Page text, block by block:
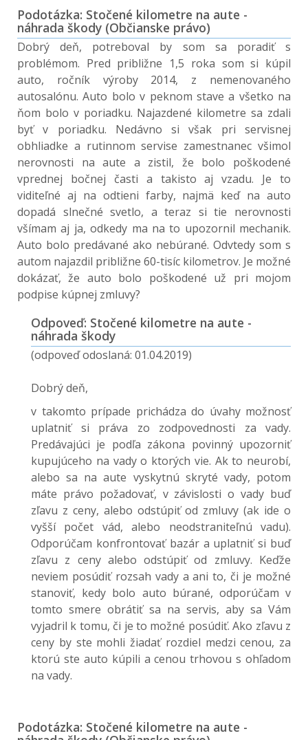
Podotázka: Stočené kilometre na aute -
náhrada škody (Občianske právo)
Dobrý deň, potreboval by som sa poradiť s
problémom. Pred približne 1,5 roka som si kúpil
auto, ročník výroby 2014, z nemenovaného
autosalónu. Auto bolo v peknom stave a všetko na
ňom bolo v poriadku. Najazdené kilometre sa zdali
byť v poriadku. Nedávno si však pri servisnej
obhliadke a rutinnom servise zamestnanec všimol
nerovnosti na aute a zistil, že bolo poškodené
vprednej bočnej časti a takisto aj vzadu. Je to
viditeľné aj na odtieni farby, najmä keď na auto
dopadá slnečné svetlo, a teraz si tie nerovnosti
všímam aj ja, odkedy ma na to upozornil mechanik.
Auto bolo predávané ako nebúrané. Odvtedy som s
autom najazdil približne 60-tisíc kilometrov. Je možné
dokázať, že auto bolo poškodené už pri mojom
podpise kúpnej zmluvy?
Odpoveď: Stočené kilometre na aute -
náhrada škody
(odpoveď odoslaná: 01.04.2019)
Dobrý deň,
v takomto prípade prichádza do úvahy možnosť
uplatniť si práva zo zodpovednosti za vady.
Predávajúci je podľa zákona povinný upozorniť
kupujúceho na vady o ktorých vie. Ak to neurobí,
alebo sa na aute vyskytnú skryté vady, potom
máte právo požadovať, v závislosti o vady buď
zľavu z ceny, alebo odstúpiť od zmluvy (ak ide o
vyšší počet vád, alebo neodstraniteľnú vadu).
Odporúčam konfrontovať bazár a uplatniť si buď
zľavu z ceny alebo odstúpiť od zmluvy. Keďže
neviem posúdiť rozsah vady a ani to, či je možné
stanoviť, kedy bolo auto búrané, odporúčam v
tomto smere obrátiť sa na servis, aby sa Vám
vyjadril k tomu, či je to možné posúdiť. Ako zľavu z
ceny by ste mohli žiadať rozdiel medzi cenou, za
ktorú ste auto kúpili a cenou trhovou s ohľadom
na vady.
Podotázka: Stočené kilometre na aute -